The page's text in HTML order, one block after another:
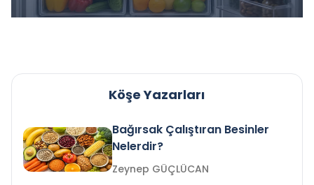
Köşe Yazarları
Bağırsak Çalıştıran Besinler
Nelerdir?
Zeynep GÜÇLÜCAN